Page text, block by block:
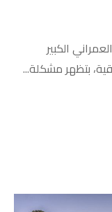
الكبير
بتظهر مشكلة...